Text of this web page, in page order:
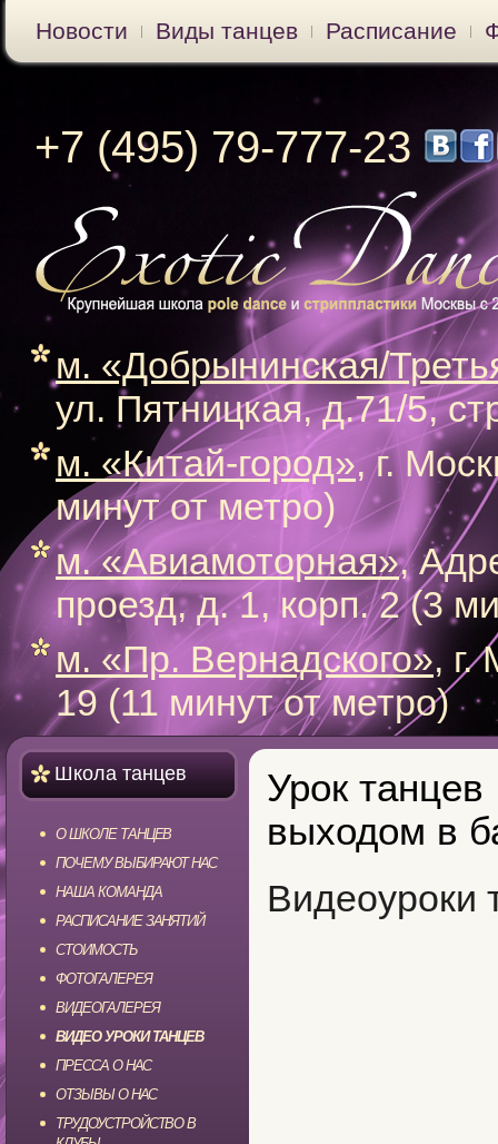
Новости Виды танцев Расписание
+7 (495) 79-777-23
м. «Добрынинская/
ул. Пятницкая, д.71/5,
м. «Китай-город», г.
минут от метро)
м. «Авиамоторная»,
проезд, д. 1, корп. 2 (3
м. «Пр. Вернадского», г.
19 (11 минут от метро)
Школа танцев
О ШКОЛЕ ТАНЦЕВ
ПОЧЕМУ ВЫБИРАЮТ НАС
НАША КОМАНДА
РАСПИСАНИЕ ЗАНЯТИЙ
СТОИМОСТЬ
ФОТОГАЛЕРЕЯ
ВИДЕОГАЛЕРЕЯ
ВИДЕО УРОКИ ТАНЦЕВ
ПРЕССА О НАС
ОТЗЫВЫ О НАС
ТРУДОУСТРОЙСТВО В
Урок
выходом в
Видеоуроки